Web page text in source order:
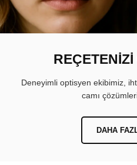
Deneyimli optisyen ekibimiz,
camı
DAHA